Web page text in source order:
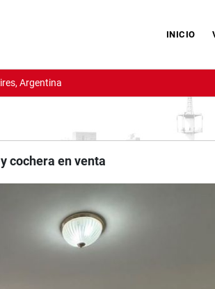
INICIO
Argentina
cochera en venta